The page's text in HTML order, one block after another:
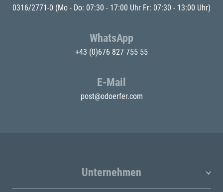
0316/2771-0 (Mo - Do: 07:30 - 17:00 Uhr Fr: 07:30 - 13:00 Uhr)
WhatsApp
+43 (0)676 827 755 55
E-Mail
post@odoerfer.com
Unternehmen